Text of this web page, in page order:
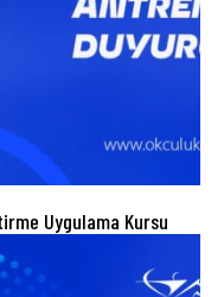
Uygulama Kursu